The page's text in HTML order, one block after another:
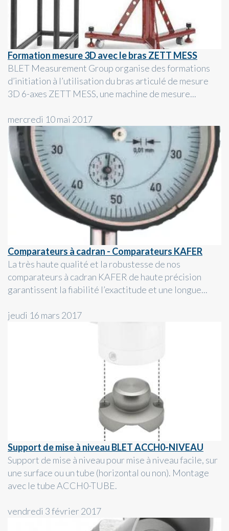
Formation mesure 3D avec le bras ZETT MESS
BLET Measurement Group organise des formations
d’initiation à l’utilisation du bras articulé de mesure
3D 6-axes ZETT MESS, une machine de mesure...
mercredi 10 mai 2017
Comparateurs à cadran - Comparateurs KAFER
La très haute qualité et la robustesse de nos
comparateurs à cadran KAFER de haute précision
garantissent la fiabilité l’exactitude et une longue...
jeudi 16 mars 2017
Support de mise à niveau BLET ACCH0-NIVEAU
Support de mise à niveau pour mise à niveau facile, sur
une surface ou un tube (horizontal ou non). Montage
avec le tube ACCH0-TUBE.
vendredi 3 février 2017